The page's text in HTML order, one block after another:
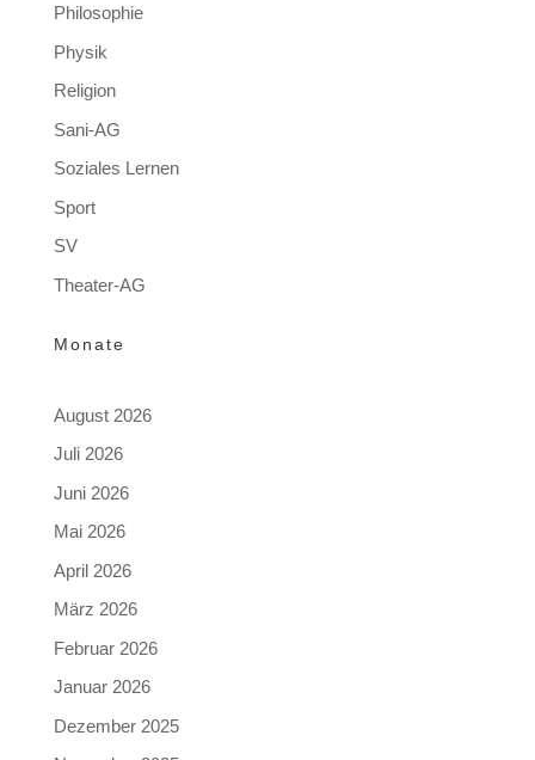
Philosophie
Physik
Religion
Sani-AG
Soziales Lernen
Sport
SV
Theater-AG
Monate
August 2026
Juli 2026
Juni 2026
Mai 2026
April 2026
März 2026
Februar 2026
Januar 2026
Dezember 2025